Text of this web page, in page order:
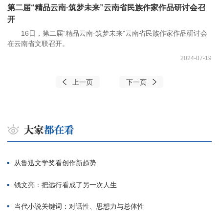
第二届“精品云南·筑梦未来”云南省民族作家作品研讨会召
开
16日，第二届“精品云南·筑梦未来”云南省民族作家作品研讨会
在云南省文联召开。
2024-07-19
上一页 下一页
从鲁迅文学奖看创作新趋势
钱文亮：把远行看成了另一次人生
当代小说关键词：对话性、思想力与总体性